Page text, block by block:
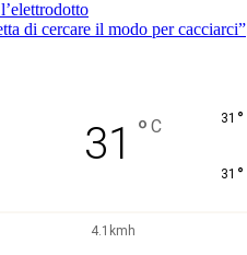
di cercare il modo per cacciarci”
31 ° C 31 °
31 °
4.1kmh